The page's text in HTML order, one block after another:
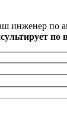
инженер по
по